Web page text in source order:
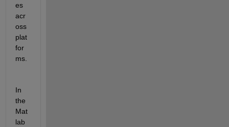
es
acr
oss
plat
for
ms.
In
the
Mat
lab